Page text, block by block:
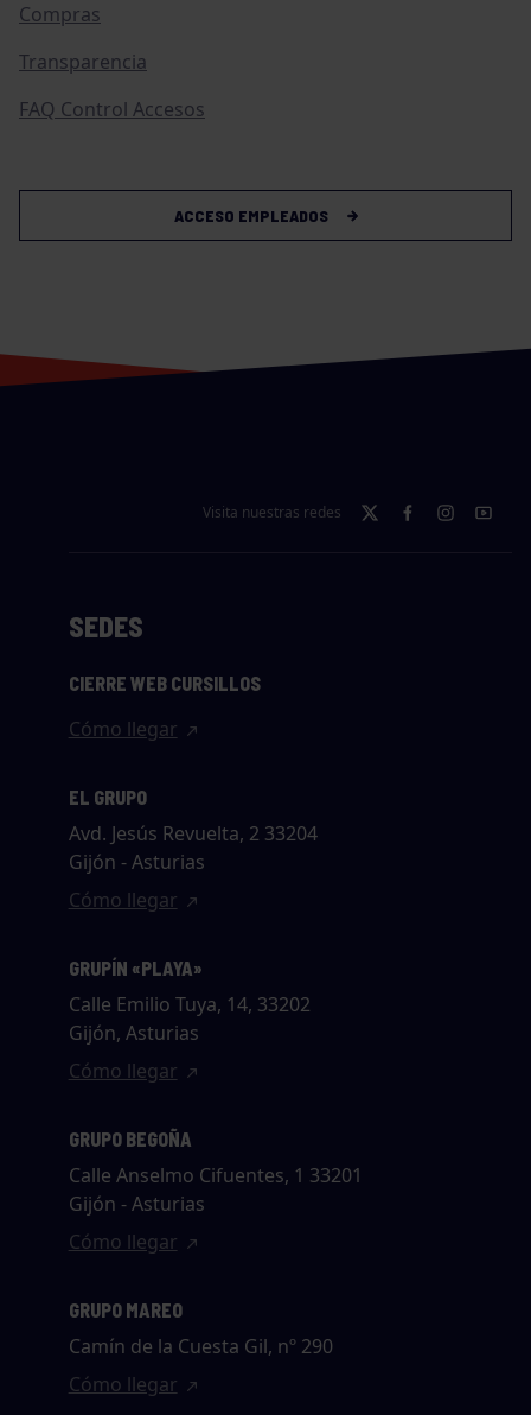
Compras
Transparencia
FAQ Control Accesos
ACCESO EMPLEADOS
Visita nuestras redes
SEDES
CIERRE WEB CURSILLOS
Cómo llegar
EL GRUPO
Avd. Jesús Revuelta, 2 33204
Gijón - Asturias
Cómo llegar
GRUPÍN «PLAYA»
Calle Emilio Tuya, 14, 33202
Gijón, Asturias
Cómo llegar
GRUPO BEGOÑA
Calle Anselmo Cifuentes, 1 33201
Gijón - Asturias
Cómo llegar
GRUPO MAREO
Camín de la Cuesta Gil, nº 290
Cómo llegar